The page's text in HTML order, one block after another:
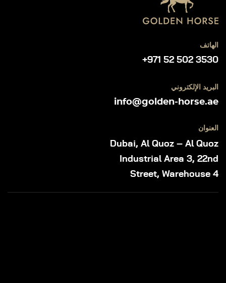
الهاتف
+971 52 502 3530
البريد الإلكتروني
info@golden-horse.ae
العنوان
Dubai, Al Quoz – Al Quoz
Industrial Area 3, 22nd
Street, Warehouse 4